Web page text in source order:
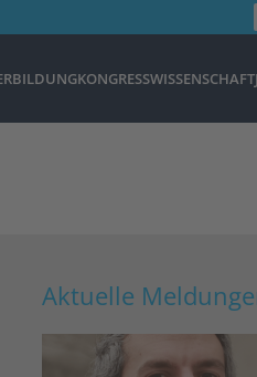
KONGRESSWISSENSCHAFT
Aktuelle